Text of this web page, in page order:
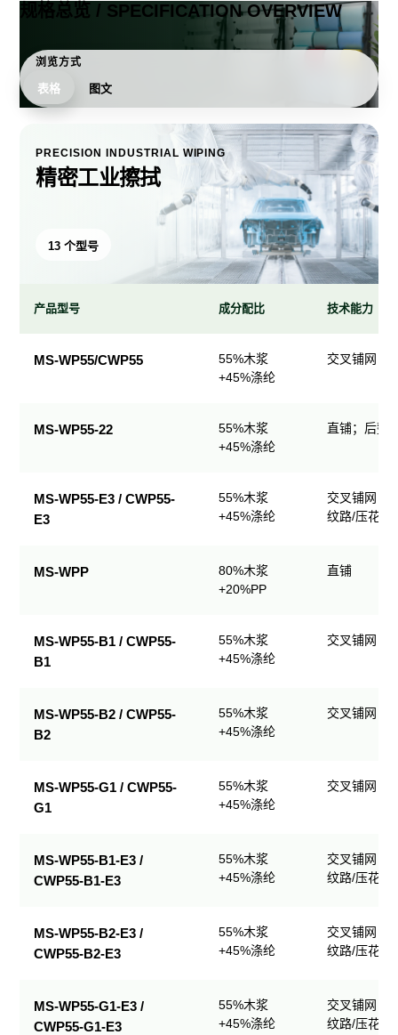
规格总览 / SPECIFICATION OVERVIEW
浏览方式
表格 图文
PRECISION INDUSTRIAL WIPING
精密工业擦拭
13 个型号
产品型号 成分配比 技术能力
MS-WP55/CWP55
55%木浆
+45%涤纶
交叉铺网；
MS-WP55-22
55%木浆
+45%涤纶
直铺；后整
MS-WP55-E3 / CWP55-
E3
55%木浆
+45%涤纶
交叉铺网；
纹路/压花
MS-WPP
80%木浆
+20%PP
直铺
MS-WP55-B1 / CWP55-
B1
55%木浆
+45%涤纶
交叉铺网；
MS-WP55-B2 / CWP55-
B2
55%木浆
+45%涤纶
交叉铺网；
MS-WP55-G1 / CWP55-
G1
55%木浆
+45%涤纶
交叉铺网；
MS-WP55-B1-E3 /
CWP55-B1-E3
55%木浆
+45%涤纶
交叉铺网；
纹路/压花
MS-WP55-B2-E3 /
CWP55-B2-E3
55%木浆
+45%涤纶
交叉铺网；
纹路/压花
MS-WP55-G1-E3 /
CWP55-G1-E3
55%木浆
+45%涤纶
交叉铺网；
纹路/压花